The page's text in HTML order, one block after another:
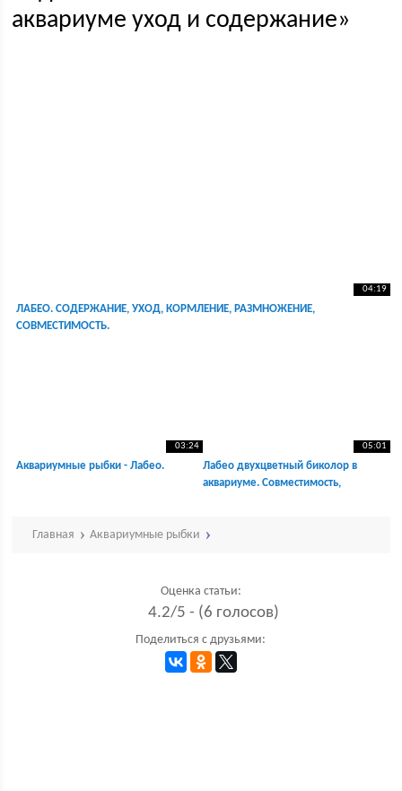
аквариуме уход и содержание»
04:19
ЛАБЕО. СОДЕРЖАНИЕ, УХОД, КОРМЛЕНИЕ, РАЗМНОЖЕНИЕ,
СОВМЕСТИМОСТЬ.
03:24
Аквариумные рыбки - Лабео.
05:01
Лабео двухцветный биколор в
аквариуме. Совместимость,
Главная Аквариумные рыбки
Оценка статьи:
4.2/5 - (6 голосов)
Поделиться с друзьями: